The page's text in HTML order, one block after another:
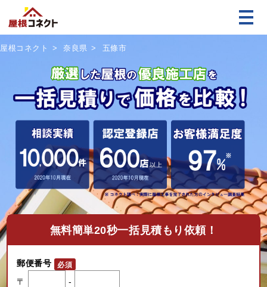
屋根コネクト 奈良県 五條市
無料簡単20秒一括見積もり依頼！
郵便番号
〒
-